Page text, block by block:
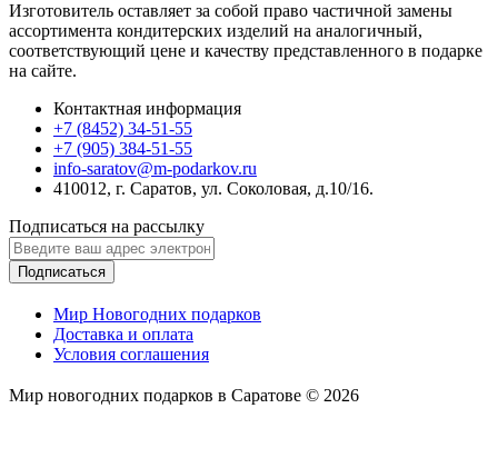
Изготовитель оставляет за собой право частичной замены
ассортимента кондитерских изделий на аналогичный,
соответствующий цене и качеству представленного в подарке
на сайте.
Контактная информация
+7 (8452) 34-51-55
+7 (905) 384-51-55
info-saratov@m-podarkov.ru
410012, г. Саратов, ул. Соколовая, д.10/16.
Подписаться на рассылку
Подписаться
Мир Новогодних подарков
Доставка и оплата
Условия соглашения
Мир новогодних подарков в Саратове © 2026